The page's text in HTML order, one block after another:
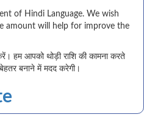
of Hindi Language. We wish
amount will help for improve the
हम आपको थोड़ी राशि की कामना करते
बनाने में मदद करेगी।